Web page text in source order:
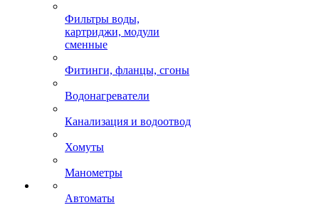
Фильтры воды,
картриджи, модули
сменные
Фитинги, фланцы, сгоны
Водонагреватели
Канализация и водоотвод
Хомуты
Манометры
Автоматы